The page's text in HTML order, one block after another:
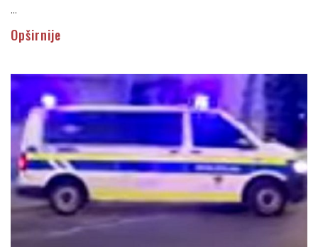
...
Opširnije